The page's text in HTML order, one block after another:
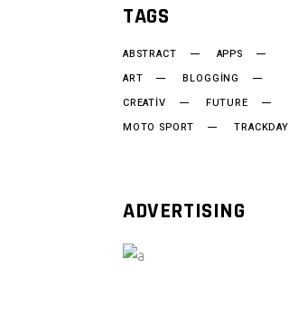
TAGS
ABSTRACT
APPS
ART
BLOGGING
CREATIV
FUTURE
MOTO SPORT
TRACKDAY
ADVERTISING